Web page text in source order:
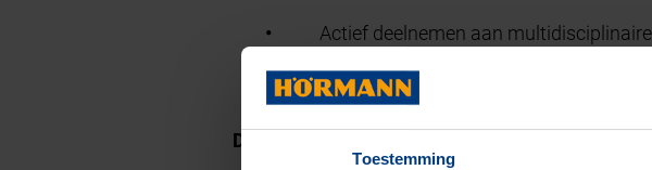
Toestemming
Actief deelnemen aan
Leiden van projecten gericht op
De mogelijkheden binnen Hörmann Alkmaar